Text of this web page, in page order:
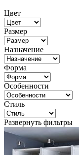
Цвет
Размер
Назначение
Форма
Особенности
Стиль
Развернуть фильтры